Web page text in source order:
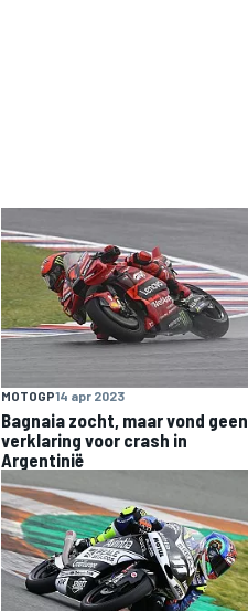
MOTOGP14 apr 2023
Bagnaia zocht, maar vond geen
verklaring voor crash in
Argentinië